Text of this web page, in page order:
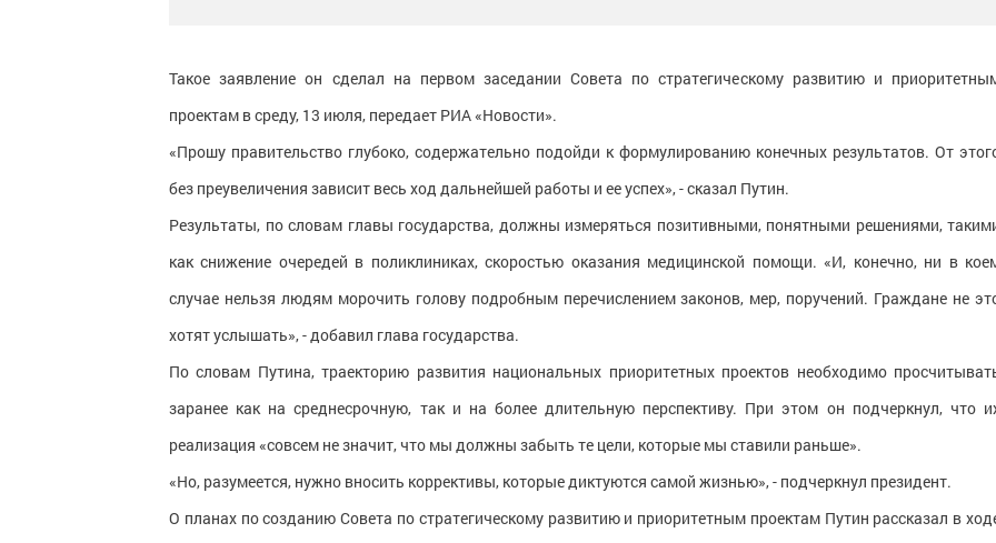
Такое заявление он сделал на первом заседании Совета по стратегическому развитию и
проектам в среду, 13 июля, передает РИА «Новости».
«Прошу правительство глубоко, содержательно подойди к формулированию конечных результатов. От
без преувеличения зависит весь ход дальнейшей работы и ее успех», - сказал Путин.
Результаты, по словам главы государства, должны измеряться позитивными, понятными решениями,
как снижение очередей в поликлиниках, скоростью оказания медицинской помощи. «И, конечно, ни в
случае нельзя людям морочить голову подробным перечислением законов, мер, поручений. Граждане не
хотят услышать», - добавил глава государства.
По словам Путина, траекторию развития национальных приоритетных проектов необходимо
заранее как на среднесрочную, так и на более длительную перспективу. При этом он подчеркнул, что
реализация «совсем не значит, что мы должны забыть те цели, которые мы ставили раньше».
«Но, разумеется, нужно вносить коррективы, которые диктуются самой жизнью», - подчеркнул президент.
О планах по созданию Совета по стратегическому развитию и приоритетным проектам Путин рассказал в